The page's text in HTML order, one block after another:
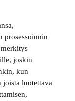
prosessoinnin
joskin
kun
joista luotettava